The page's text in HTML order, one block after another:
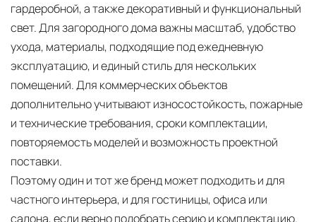
гардеробной, а также декоративный и функциональный
свет. Для загородного дома важны масштаб, удобство
ухода, материалы, подходящие под ежедневную
эксплуатацию, и единый стиль для нескольких
помещений. Для коммерческих объектов
дополнительно учитывают износостойкость, пожарные
и технические требования, сроки комплектации,
повторяемость моделей и возможность проектной
поставки.
Поэтому один и тот же бренд может подходить и для
частного интерьера, и для гостиницы, офиса или
салона, если верно подобрать серию и комплектацию.